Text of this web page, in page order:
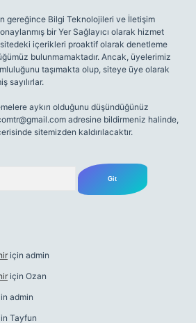
gereğince Bilgi Teknolojileri ve İletişim
bir Yer Sağlayıcı olarak hizmet
içerikleri proaktif olarak denetleme
bulunmamaktadır. Ancak, üyelerimiz
taşımakta olup, siteye üye olarak
sayılırlar.
aykırı olduğunu düşündüğünüz
adresine bildirmeniz halinde,
sitemizden kaldırılacaktır.
için admin
için Ozan
admin
Tayfun